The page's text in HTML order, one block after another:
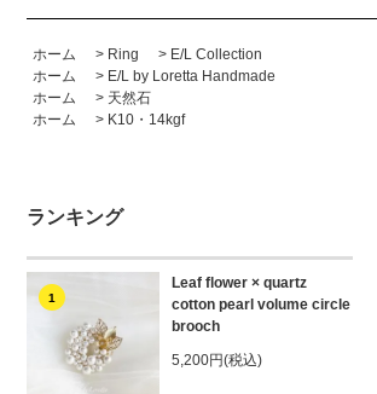
ホーム > Ring > E/L Collection
ホーム
> E/L by Loretta Handmade
ホーム
> 天然石
ホーム
> K10・14kgf
ランキング
1
Leaf flower × quartz
cotton pearl volume circle
brooch
5,200円(税込)